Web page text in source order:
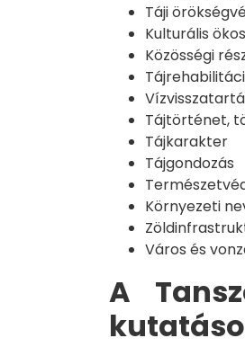
Táji
Kulturális
Közösségi
Tájtörténet,
Tájkarakter
Tájgondozás
Környezeti
Város és
A